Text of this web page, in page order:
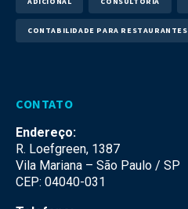
CONTABILIDADE PARA RESTAURANTES
CONTATO
Endereço:
R. Loefgreen, 1387
Vila Mariana – São Paulo / SP
CEP: 04040-031